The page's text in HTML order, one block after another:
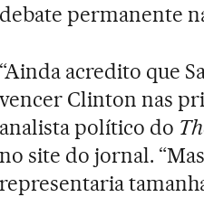
debate permanente
“Ainda acredito que
vencer Clinton nas
analista político do
no site do jornal.
representaria